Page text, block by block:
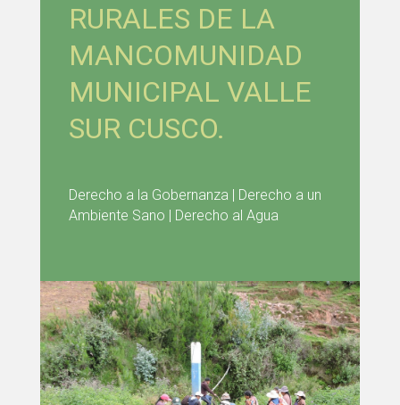
RURALES DE LA
MANCOMUNIDAD
MUNICIPAL VALLE
SUR CUSCO.
Derecho a la Gobernanza | Derecho a un
Ambiente Sano | Derecho al Agua